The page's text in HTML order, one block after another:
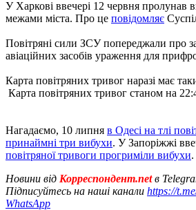
У Харкові ввечері 12 червня пролунав
межами міста. Про це повідомляє
Повітряні сили ЗСУ попереджали про
авіаційних засобів ураження для
Карта повітряних тривог наразі має
Карта повітряних тривог станом на
Нагадаємо, 10 липня в Одесі на тлі
принаймні три вибухи. У Запоріжжі
повітряної тривоги прогриміли вибухи.
Новини від Корреспондент.netв
Підписуйтесь на наші канали https://
WhatsApp